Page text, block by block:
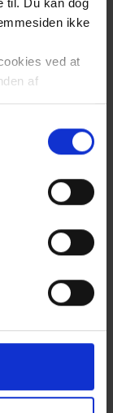
ikke
ved at
af
hjemmeside
og
SUH’s